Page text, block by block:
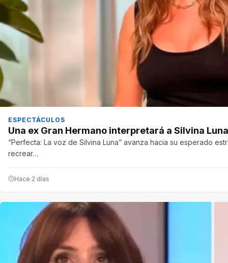
ESPECTÁCULOS
Una ex Gran Hermano interpretará a Silvina
“Perfecta: La voz de Silvina Luna” avanza hacia su esperado
recrear…
Hace 2 días